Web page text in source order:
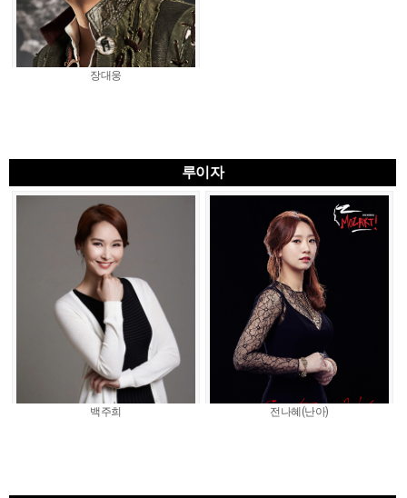
장대웅
루이자
백주희 전나혜(난아)